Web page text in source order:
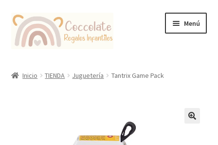
Ir
la
Ir
contenido
Menú
Inicio TIENDA Juguetería Tantrix Game Pack